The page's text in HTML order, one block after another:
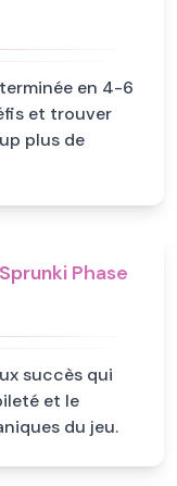
en 4-6
et trouver
plus de
Phase
succès qui
et le
du jeu.